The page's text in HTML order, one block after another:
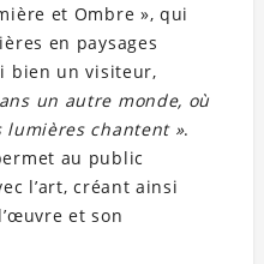
et Ombre », qui
en paysages
bien un visiteur,
un autre monde, où
lumières chantent ».
au public
l’art, créant ainsi
et son